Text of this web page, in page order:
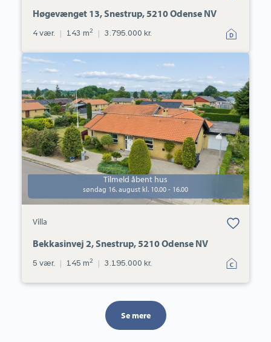
Høgevænget 13, Snestrup, 5210 Odense NV
4 vær. | 143 m2 | 3.795.000 kr.
Villa:
Bekkasinvej
2,
Snestrup,
5210
Odense
NV
Tilmeld åbent hus
søndag 16. august kl. 10.00 - 16.00
Villa
Bolig er gemt
under dine
Bekkasinvej 2, Snestrup, 5210 Odense NV
5 vær. | 145 m2 | 3.195.000 kr.
Se mere